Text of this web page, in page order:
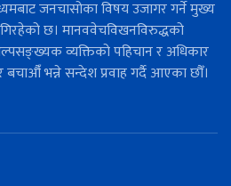
जनचासोका विषय उजागर गर्ने मुख्य
छ। मानववेचविखनविरुद्धको
व्यक्तिको पहिचान र अधिकार
बचाऔँ भन्ने सन्देश प्रवाह गर्दै आएका छौँ।